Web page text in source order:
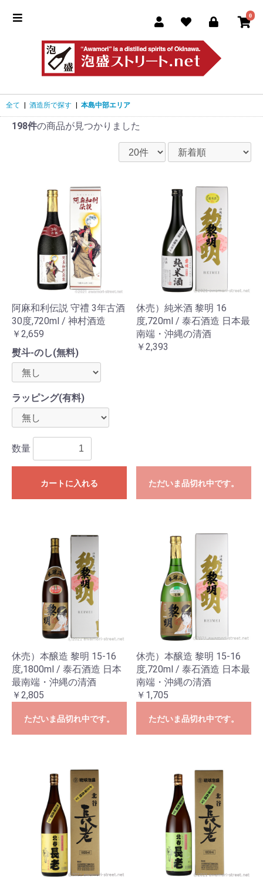
0
全て 酒造所で探す 本島中部エリア
198件の商品が見つかりました
阿麻和利伝説 守禮 3年古酒
30度,720ml / 神村酒造
￥2,659
熨斗-のし(無料)
ラッピング(有料)
数量
カートに入れる
休売）純米酒 黎明 16
度,720ml / 泰石酒造 日本最
南端・沖縄の清酒
￥2,393
ただいま品切れ中です。
休売）本醸造 黎明 15-16
度,1800ml / 泰石酒造 日本
最南端・沖縄の清酒
￥2,805
ただいま品切れ中です。
休売）本醸造 黎明 15-16
度,720ml / 泰石酒造 日本最
南端・沖縄の清酒
￥1,705
ただいま品切れ中です。